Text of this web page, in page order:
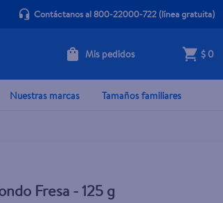
Contáctanos al 800-22000-722(línea gratuita)
Mis pedidos $ 0
Nuestras marcas Tamaños familiares
Fresa - 125 g
+ Agregar